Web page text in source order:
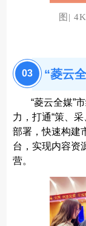
图|
03 “菱云
“菱云全媒”
力，打通“策、
部署，快速构建
台，实现内容资
营。